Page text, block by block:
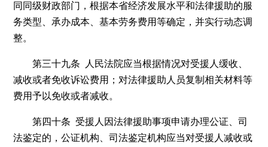
同同级财政部门，根据本省经济发展水平和法律援助的服
务类型、承办成本、基本劳务费用等确定，并实行动态调
整。
第三十九条 人民法院应当根据情况对受援人缓收、
减收或者免收诉讼费用；对法律援助人员复制相关材料等
费用予以免收或者减收。
第四十条 受援人因法律援助事项申请办理公证、司
法鉴定的，公证机构、司法鉴定机构应当对受援人减收或